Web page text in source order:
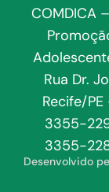
COMDICA
Rua Dr.
Recife/
3355-
3355-
Desenvolvido